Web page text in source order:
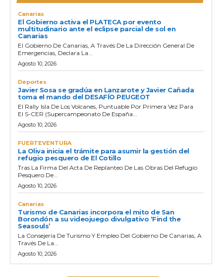
Canarias
El Gobierno activa el PLATECA por evento
multitudinario ante el eclipse parcial de sol en
Canarias
El Gobierno De Canarias, A Través De La Dirección General De
Emergencias, Declara La...
Agosto 10, 2026
Deportes
Javier Sosa se gradúa en Lanzarote y Javier Cañada
toma el mando del DESAFÍO PEUGEOT
El Rally Isla De Los Volcanes, Puntuable Por Primera Vez Para
El S-CER (Supercampeonato De España...
Agosto 10, 2026
FUERTEVENTURA
La Oliva inicia el trámite para asumir la gestión del
refugio pesquero de El Cotillo
Tras La Firma Del Acta De Replanteo De Las Obras Del Refugio
Pesquero De...
Agosto 10, 2026
Canarias
Turismo de Canarias incorpora el mito de San
Borondón a su videojuego divulgativo ‘Find the
Seasouls’
La Consejería De Turismo Y Empleo Del Gobierno De Canarias, A
Través De La...
Agosto 10, 2026